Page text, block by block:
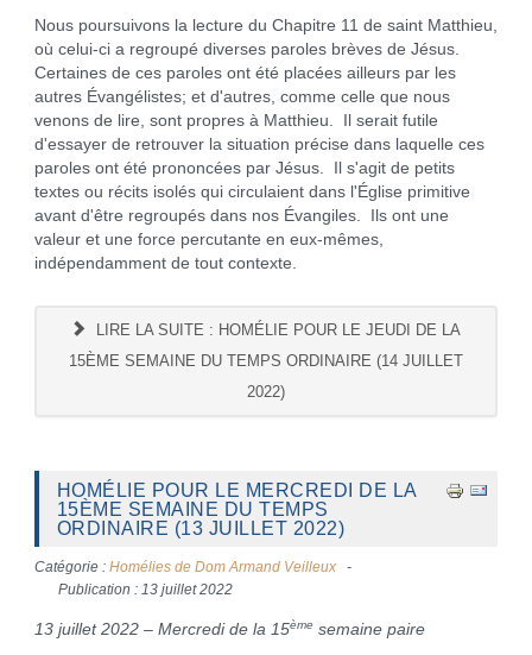
Nous poursuivons la lecture du Chapitre 11 de saint Matthieu,
où celui-ci a regroupé diverses paroles brèves de Jésus.
Certaines de ces paroles ont été placées ailleurs par les
autres Évangélistes; et d'autres, comme celle que nous
venons de lire, sont propres à Matthieu. Il serait futile
d'essayer de retrouver la situation précise dans laquelle ces
paroles ont été prononcées par Jésus. Il s'agit de petits
textes ou récits isolés qui circulaient dans l'Église primitive
avant d'être regroupés dans nos Évangiles. Ils ont une
valeur et une force percutante en eux-mêmes,
indépendamment de tout contexte.
LIRE LA SUITE : HOMÉLIE POUR LE JEUDI DE LA
15ÈME SEMAINE DU TEMPS ORDINAIRE (14 JUILLET
2022)
HOMÉLIE POUR LE MERCREDI DE LA
15ÈME SEMAINE DU TEMPS
ORDINAIRE (13 JUILLET 2022)
Catégorie : Homélies de Dom Armand Veilleux
Publication : 13 juillet 2022
13 juillet 2022 – Mercredi de la 15ème semaine paire